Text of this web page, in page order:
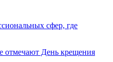
сфер, где
отмечают День крещения